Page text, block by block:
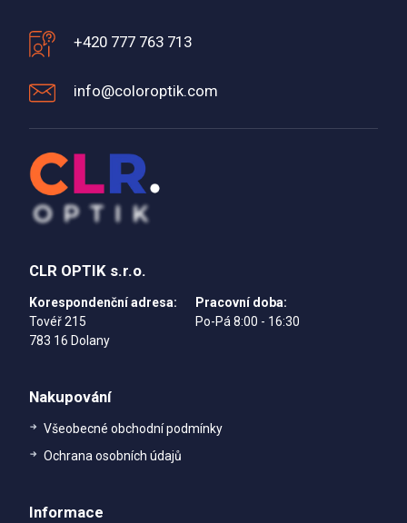
+420 777 763 713
info@coloroptik.com
CLR OPTIK s.r.o.
Korespondenční adresa:
Tovéř 215
783 16 Dolany
Pracovní doba:
Po-Pá 8:00 - 16:30
Nakupování
Všeobecné obchodní podmínky
Ochrana osobních údajů
Informace